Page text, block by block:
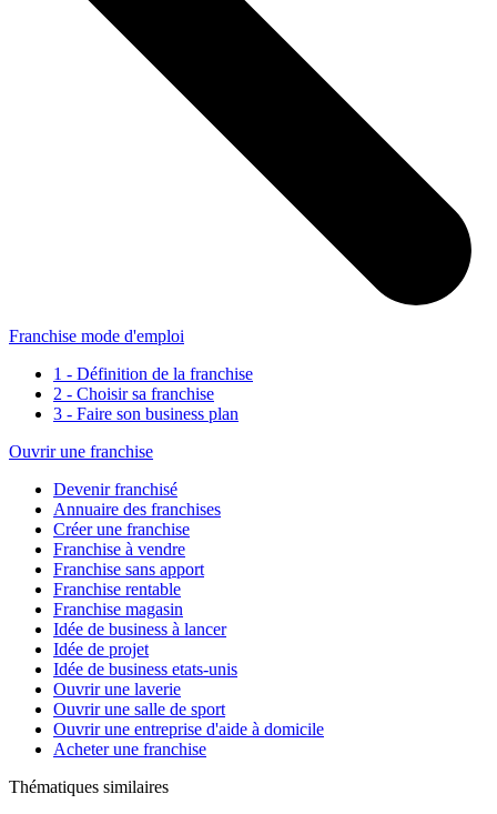
Franchise mode d'emploi
1 - Définition de la franchise
2 - Choisir sa franchise
3 - Faire son business plan
Ouvrir une franchise
Devenir franchisé
Annuaire des franchises
Créer une franchise
Franchise à vendre
Franchise sans apport
Franchise rentable
Franchise magasin
Idée de business à lancer
Idée de projet
Idée de business etats-unis
Ouvrir une laverie
Ouvrir une salle de sport
Ouvrir une entreprise d'aide à domicile
Acheter une franchise
Thématiques similaires